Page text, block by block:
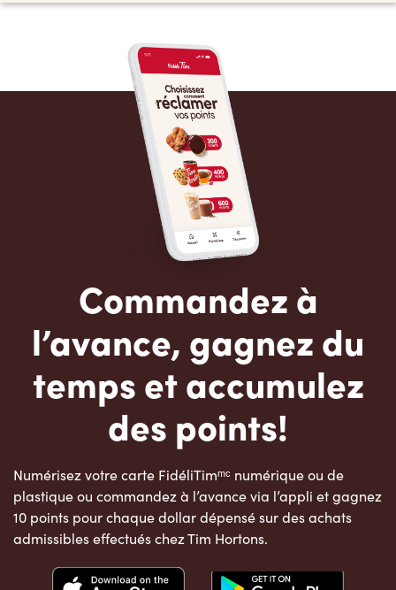
Commandez à
l’avance, gagnez du
temps et accumulez
des points!
Numérisez votre carte FidéliTimᵐᶜ numérique ou de
plastique ou commandez à l’avance via l’appli et gagnez
10 points pour chaque dollar dépensé sur des achats
admissibles effectués chez Tim Hortons.